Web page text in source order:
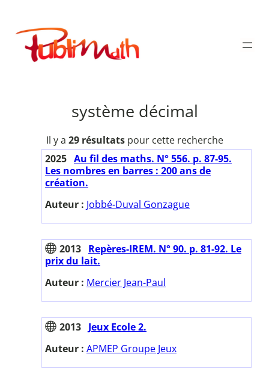
contenu
Publimath
système décimal
Il y a 29 résultatspour cette recherche
2025 Au fil des maths. N° 556. p. 87-95.
Les nombres en barres : 200 ans de
création.
Auteur : Jobbé-Duval Gonzague
2013 Repères-IREM. N° 90. p. 81-92. Le
prix du lait.
Auteur : Mercier Jean-Paul
2013 Jeux Ecole 2.
Auteur : APMEP Groupe Jeux